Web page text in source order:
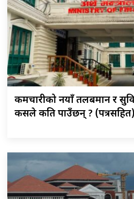
कर्मचारीको नयाँ तलबमान र
कसले कति पाउँछन् ? (पत्रसहित)